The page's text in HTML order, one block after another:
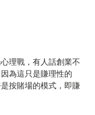
理戰，有人話創業不
為這只是賺理性的
按賭場的模式，即賺